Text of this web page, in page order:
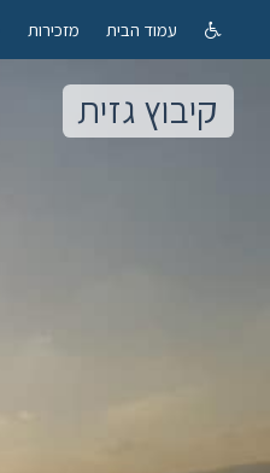
עמוד הבית מזכירות
קיבוץ גזית